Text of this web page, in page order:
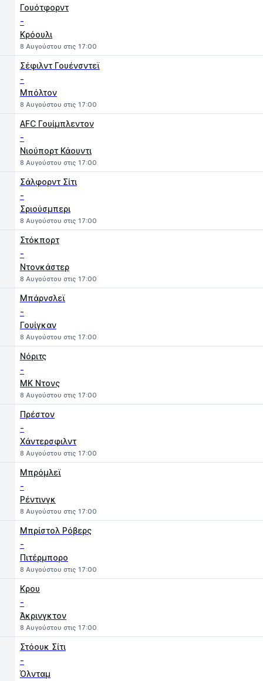
Γουότφορντ
-
Κρόουλι
8 Αυγούστου στις 17:00
Σέφιλντ Γουένσντεϊ
-
Μπόλτον
8 Αυγούστου στις 17:00
AFC Γουίμπλεντον
-
Νιούπορτ Κάουντι
8 Αυγούστου στις 17:00
Σάλφορντ Σίτι
-
Σριούσμπερι
8 Αυγούστου στις 17:00
Στόκπορτ
-
Ντονκάστερ
8 Αυγούστου στις 17:00
Μπάρνσλεϊ
-
Γουίγκαν
8 Αυγούστου στις 17:00
Νόριτς
-
MK Ντονς
8 Αυγούστου στις 17:00
Πρέστον
-
Χάντερσφιλντ
8 Αυγούστου στις 17:00
Μπρόμλεϊ
-
Ρέντινγκ
8 Αυγούστου στις 17:00
Μπρίστολ Ρόβερς
-
Πιτέρμπορο
8 Αυγούστου στις 17:00
Κρου
-
Άκρινγκτον
8 Αυγούστου στις 17:00
Στόουκ Σίτι
-
Όλνταμ